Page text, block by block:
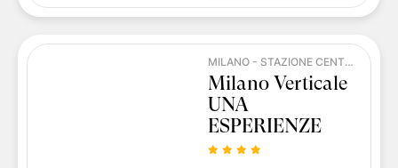
MILANO - STAZIONE CENTRALE
Milano Verticale
UNA
ESPERIENZE